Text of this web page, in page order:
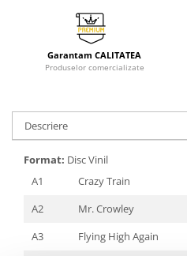
Garantam CALITATEA
Produselor comercializate
Descriere
Format: Disc Vinil
A1
Crazy Train
A2
Mr. Crowley
A3
Flying High Again